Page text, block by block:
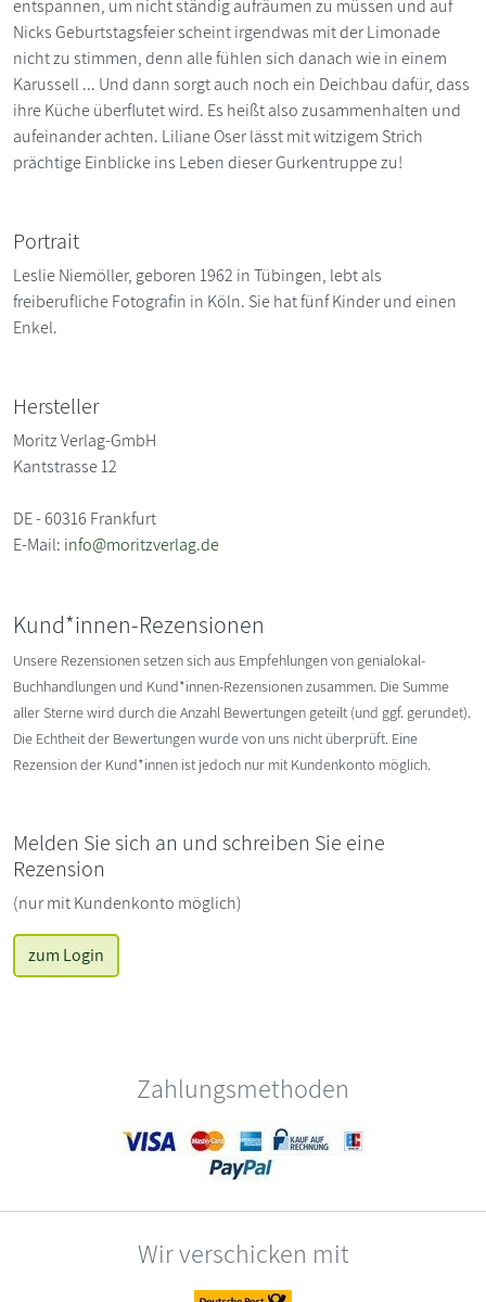
entspannen, um nicht ständig aufräumen zu müssen und auf
Nicks Geburtstagsfeier scheint irgendwas mit der Limonade
nicht zu stimmen, denn alle fühlen sich danach wie in einem
Karussell ... Und dann sorgt auch noch ein Deichbau dafür, dass
ihre Küche überflutet wird. Es heißt also zusammenhalten und
aufeinander achten. Liliane Oser lässt mit witzigem Strich
prächtige Einblicke ins Leben dieser Gurkentruppe zu!
Portrait
Leslie Niemöller, geboren 1962 in Tübingen, lebt als
freiberufliche Fotografin in Köln. Sie hat fünf Kinder und einen
Enkel.
Hersteller
Moritz Verlag-GmbH
Kantstrasse 12
DE - 60316 Frankfurt
E-Mail: info@moritzverlag.de
Kund*innen-Rezensionen
Unsere Rezensionen setzen sich aus Empfehlungen von genialokal-
Buchhandlungen und Kund*innen-Rezensionen zusammen. Die Summe
aller Sterne wird durch die Anzahl Bewertungen geteilt (und ggf. gerundet).
Die Echtheit der Bewertungen wurde von uns nicht überprüft. Eine
Rezension der Kund*innen ist jedoch nur mit Kundenkonto möglich.
Melden Sie sich an und schreiben Sie eine
Rezension
(nur mit Kundenkonto möglich)
zum Login
Zahlungsmethoden
Wir verschicken mit